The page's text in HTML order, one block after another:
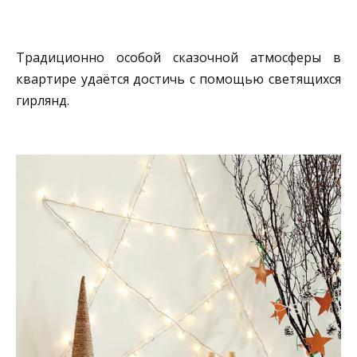
Традиционно особой сказочной атмосферы в
квартире удаётся достичь с помощью светящихся
гирлянд.